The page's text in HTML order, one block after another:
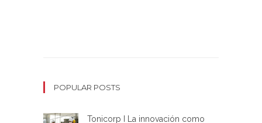
POPULAR POSTS
Tonicorp I La innovación como